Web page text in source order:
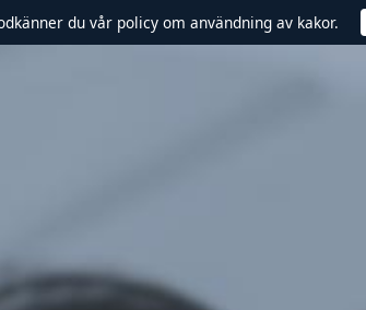
du vår policy om användning av kakor.